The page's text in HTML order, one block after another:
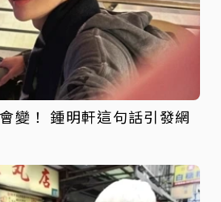
變！ 鍾明軒這句話引發網